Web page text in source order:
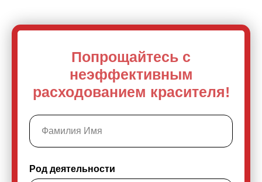
Попрощайтесь с
неэффективным
расходованием красителя!
Род деятельности